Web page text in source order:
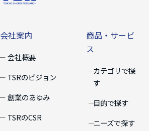
会社案内
会社概要
TSRのビジョン
創業のあゆみ
TSRのCSR
商品・サービ
ス
カテゴリで探
す
目的で探す
ニーズで探す